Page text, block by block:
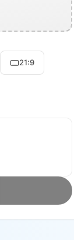
21:9